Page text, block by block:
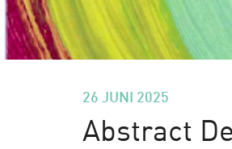
26 JUNI 2025
Abstract